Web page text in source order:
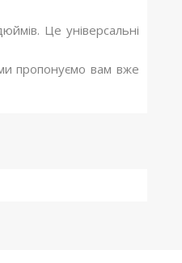
Це універсальні
пропонуємо вам вже